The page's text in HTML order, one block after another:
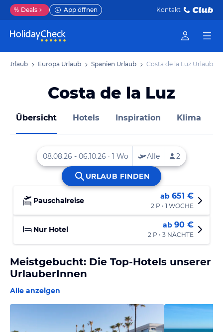
% Deals App öffnen Kontakt
Urlaub Europa Urlaub Spanien Urlaub Costa de la Luz Urlaub
Costa de la Luz
Übersicht Hotels Inspiration Klima
Pauschalreise ab 651 €
2 P • 1 WOCHE
Nur Hotel ab 90 €
2 P • 3 NÄCHTE
Meistgebucht: Die Top-Hotels unserer
UrlauberInnen
Alle anzeigen